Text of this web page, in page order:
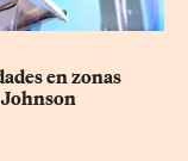
en zonas
Johnson